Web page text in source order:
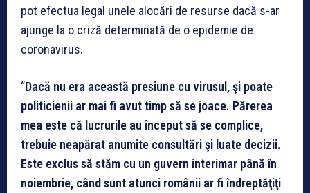
pot efectua legal unele alocări de resurse dacă s-ar
ajunge la o criză determinată de o epidemie de
coronavirus.
“Dacă nu era această presiune cu virusul, şi poate
politicienii ar mai fi avut timp să se joace. Părerea
mea este că lucrurile au început să se complice,
trebuie neapărat anumite consultări şi luate decizii.
Este exclus să stăm cu un guvern interimar până în
noiembrie, când sunt atunci românii ar fi îndreptăţiţi